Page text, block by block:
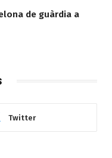
de guàrdia a
Twitter